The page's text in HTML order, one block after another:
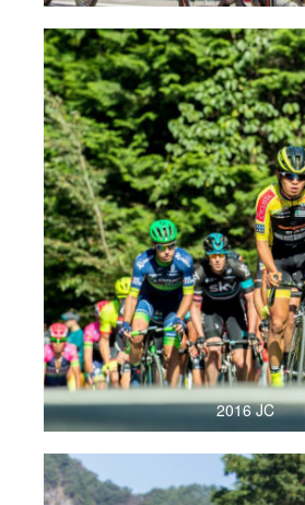
2016 JC